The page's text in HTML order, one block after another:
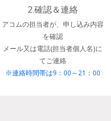
2.確認＆連絡
アコムの担当者が、申し込み内容
を確認
メール又は電話(担当者個人名)に
てご連絡
※連絡時間帯は9：00～21：00